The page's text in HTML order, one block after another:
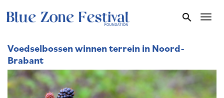
en
de
inhoud
gaan
search
Voedselbossen winnen terrein in Noord-
Brabant